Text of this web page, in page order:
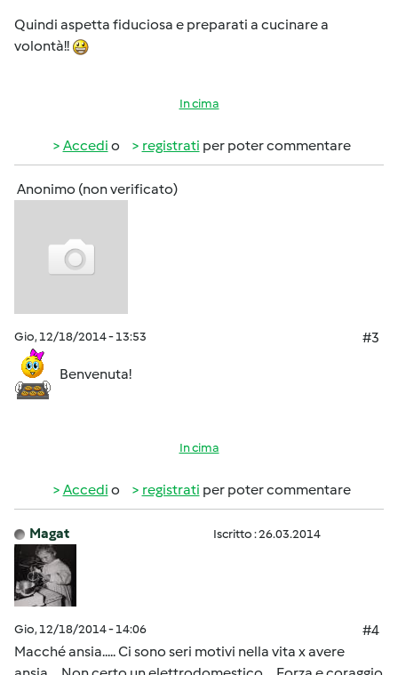
Quindi aspetta fiduciosa e preparati a cucinare a
volontà!!
In cima
Accedi o registrati per poter commentare
Anonimo (non verificato)
Gio, 12/18/2014 - 13:53 #3
Benvenuta!
In cima
Accedi o registrati per poter commentare
Magat Iscritto : 26.03.2014
Gio, 12/18/2014 - 14:06
#4
Macché ansia..... Ci sono seri motivi nella vita x avere